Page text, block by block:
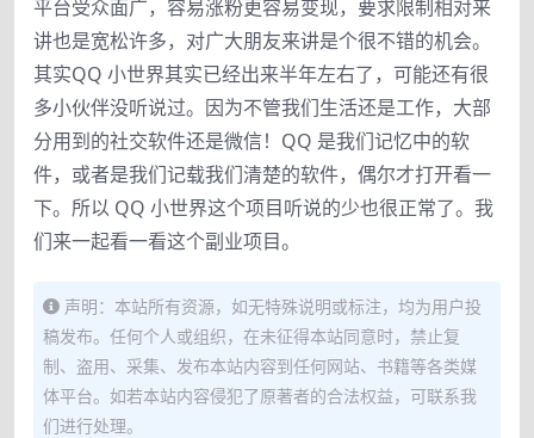
平台受众面广，容易涨粉更容易变现，要求限制相对来
讲也是宽松许多，对广大朋友来讲是个很不错的机会。
其实QQ 小世界其实已经出来半年左右了，可能还有很
多小伙伴没听说过。因为不管我们生活还是工作，大部
分用到的社交软件还是微信！QQ 是我们记忆中的软
件，或者是我们记载我们清楚的软件，偶尔才打开看一
下。所以 QQ 小世界这个项目听说的少也很正常了。我
们来一起看一看这个副业项目。
声明：本站所有资源，如无特殊说明或标注，均为用户投
稿发布。任何个人或组织，在未征得本站同意时，禁止复
制、盗用、采集、发布本站内容到任何网站、书籍等各类媒
体平台。如若本站内容侵犯了原著者的合法权益，可联系我
们进行处理。